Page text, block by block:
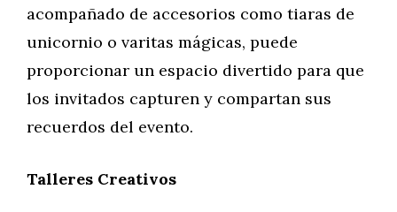
acompañado de accesorios como tiaras de
unicornio o varitas mágicas, puede
proporcionar un espacio divertido para que
los invitados capturen y compartan sus
recuerdos del evento.
Talleres Creativos